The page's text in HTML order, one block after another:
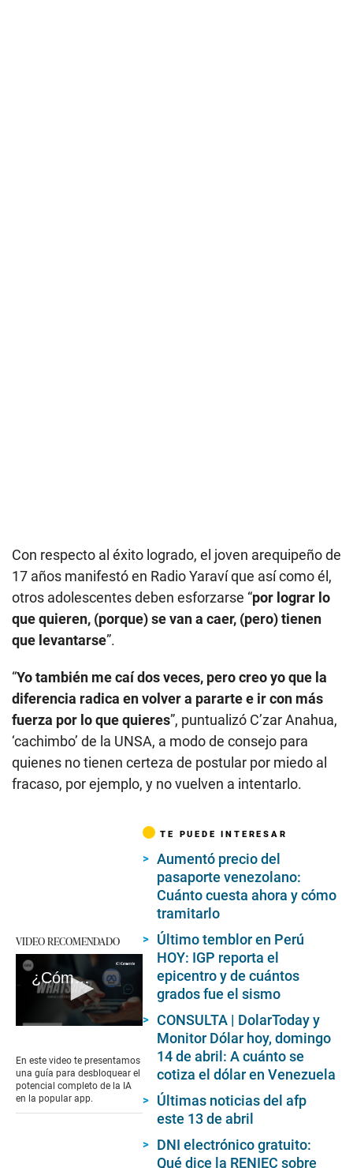
Con respecto al éxito logrado, el joven arequipeño de
17 años manifestó en Radio Yaraví que así como él,
otros adolescentes deben esforzarse “por lograr lo
que quieren, (porque) se van a caer, (pero) tienen
que levantarse”.
“Yo también me caí dos veces, pero creo yo que la
diferencia radica en volver a pararte e ir con más
fuerza por lo que quieres”, puntualizó C’zar Anahua,
‘cachimbo’ de la UNSA, a modo de consejo para
quienes no tienen certeza de postular por miedo al
fracaso, por ejemplo, y no vuelven a intentarlo.
VIDEO RECOMENDADO
¿Cómo activar la IA en WhatsApp?
of
59
seconds
En este video te presentamos
una guía para desbloquear el
potencial completo de la IA
en la popular app.
TE PUEDE INTERESAR
Aumentó precio del
pasaporte venezolano:
Cuánto cuesta ahora y cómo
tramitarlo
Último temblor en Perú
HOY: IGP reporta el
epicentro y de cuántos
grados fue el sismo
CONSULTA | DolarToday y
Monitor Dólar hoy, domingo
14 de abril: A cuánto se
cotiza el dólar en Venezuela
Últimas noticias del afp
este 13 de abril
DNI electrónico gratuito:
Qué dice la RENIEC sobre